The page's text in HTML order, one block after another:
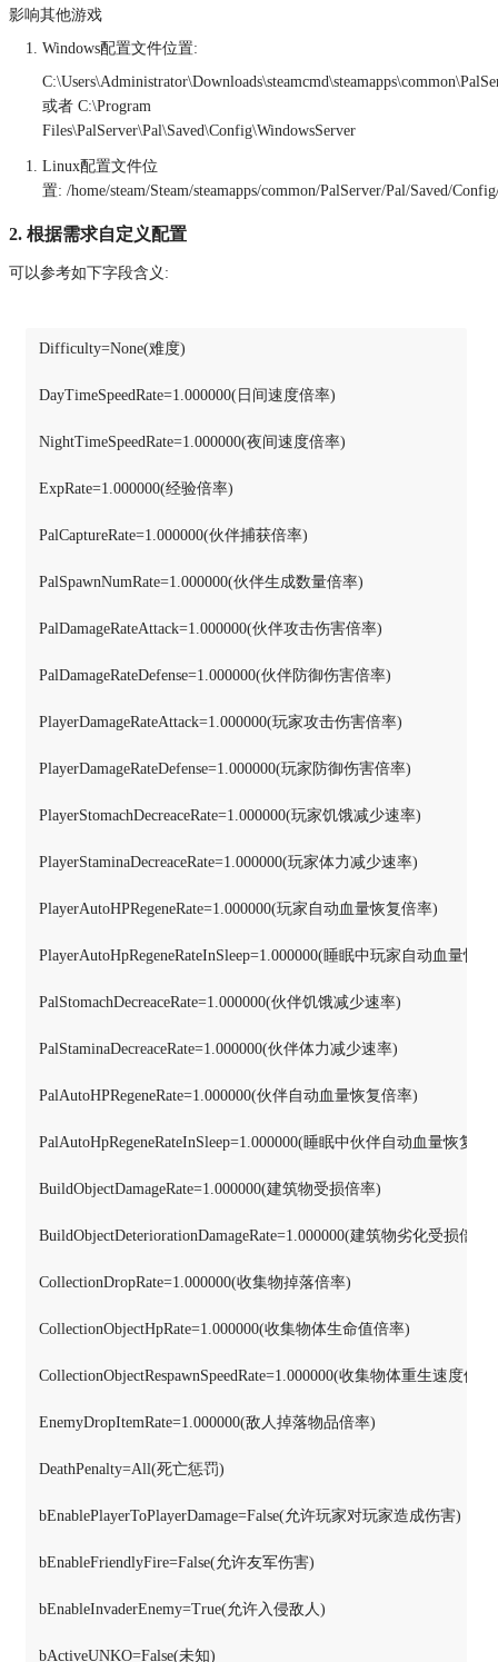
影响其他游戏
Windows配置文件位置:
或者 C:\Program
Files\PalServer\Pal\Saved\Config\WindowsServer
Linux配置文件位
置: /home/steam/Steam/steamapps/common/PalServer/Pal/Saved/
2. 根据需求自定义配置
可以参考如下字段含义:
Difficulty=None(难度)
DayTimeSpeedRate=1.000000(日间速度倍率)
NightTimeSpeedRate=1.000000(夜间速度倍率)
ExpRate=1.000000(经验倍率)
PalCaptureRate=1.000000(伙伴捕获倍率)
PalSpawnNumRate=1.000000(伙伴生成数量倍率)
PalDamageRateAttack=1.000000(伙伴攻击伤害倍率)
PalDamageRateDefense=1.000000(伙伴防御伤害倍率)
PlayerDamageRateAttack=1.000000(玩家攻击伤害倍率)
PlayerDamageRateDefense=1.000000(玩家防御伤害倍率)
PlayerStomachDecreaceRate=1.000000(玩家饥饿减少速率)
PlayerStaminaDecreaceRate=1.000000(玩家体力减少速率)
PlayerAutoHPRegeneRate=1.000000(玩家自动血量恢复倍率)
PlayerAutoHpRegeneRateInSleep=1.000000(睡眠中玩家自动血量恢
PalStomachDecreaceRate=1.000000(伙伴饥饿减少速率)
PalStaminaDecreaceRate=1.000000(伙伴体力减少速率)
PalAutoHPRegeneRate=1.000000(伙伴自动血量恢复倍率)
PalAutoHpRegeneRateInSleep=1.000000(睡眠中伙伴自动血量恢复倍
BuildObjectDamageRate=1.000000(建筑物受损倍率)
BuildObjectDeteriorationDamageRate=1.000000(建筑物劣化受损倍率)
CollectionDropRate=1.000000(收集物掉落倍率)
CollectionObjectHpRate=1.000000(收集物体生命值倍率)
CollectionObjectRespawnSpeedRate=1.000000(收集物体重生速度倍率
EnemyDropItemRate=1.000000(敌人掉落物品倍率)
DeathPenalty=All(死亡惩罚)
bEnablePlayerToPlayerDamage=False(允许玩家对玩家造成伤害)
bEnableFriendlyFire=False(允许友军伤害)
bEnableInvaderEnemy=True(允许入侵敌人)
bActiveUNKO=False(未知)